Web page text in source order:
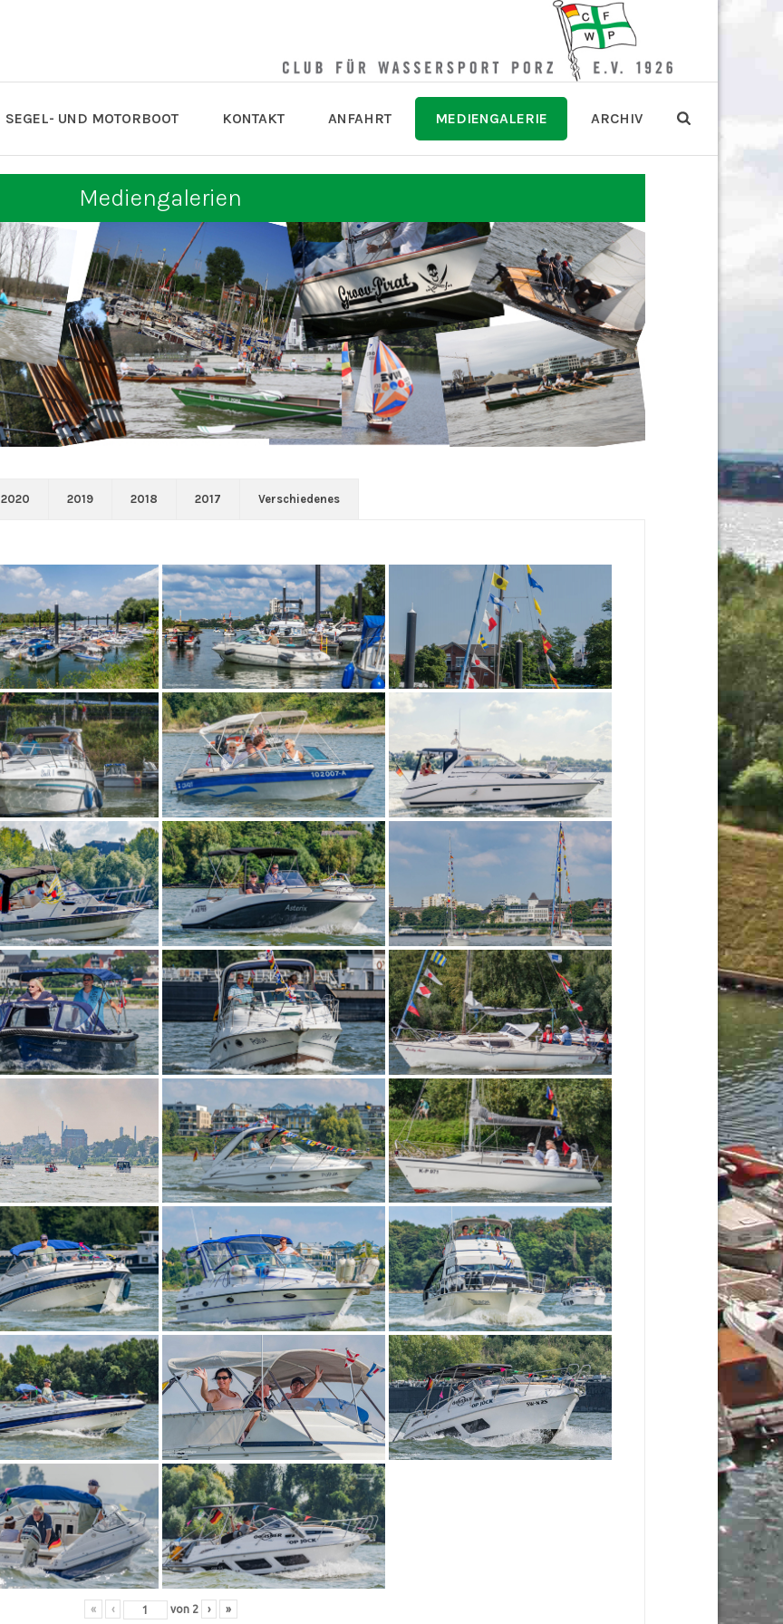
SEGEL- UND MOTORBOOT KONTAKT ANFAHRT MEDIENGALERIE ARCHIV
Mediengalerien
2020 2019 2018 2017 Verschiedenes
« ‹ von 2 › »